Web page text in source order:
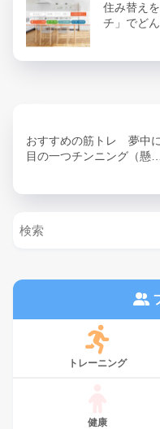
住み替え
チ」でど
おすすめの筋トレ 夢中
目の一つチンニング（懸…
トレーニング
健康